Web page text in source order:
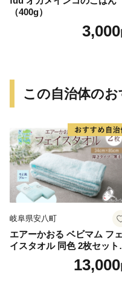
（400g）
3,000
この自治体の
岐阜県安八町
エアーかおる ベビマム フェ
イスタオル 同色 2枚セット
4×85cm そよ風ブルー 日本
綿100％ 柔らか 軽い スーパ
13,000